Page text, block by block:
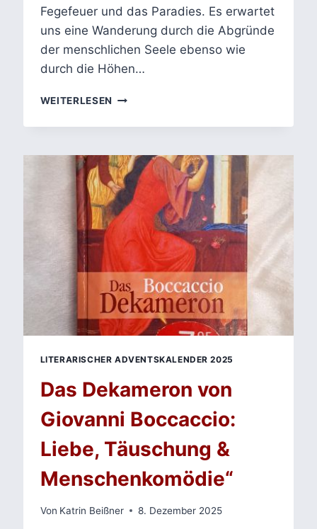
Fegefeuer und das Paradies. Es erwartet
uns eine Wanderung durch die Abgründe
der menschlichen Seele ebenso wie
durch die Höhen…
WEITERLESEN DIE
KOMÖDIE
DANTES
VISIONÄRE
ALLEGORIE
ÜBER
SÜNDE
UND
ERLÖSUNG
LITERARISCHER ADVENTSKALENDER 2025
Das Dekameron von
Giovanni Boccaccio:
Liebe, Täuschung &
Menschenkomödie“
Von Katrin Beißner 8. Dezember 2025